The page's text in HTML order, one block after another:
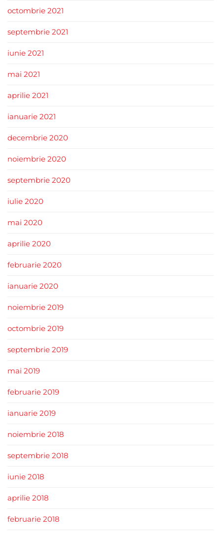
octombrie 2021
septembrie 2021
iunie 2021
mai 2021
aprilie 2021
ianuarie 2021
decembrie 2020
noiembrie 2020
septembrie 2020
iulie 2020
mai 2020
aprilie 2020
februarie 2020
ianuarie 2020
noiembrie 2019
octombrie 2019
septembrie 2019
mai 2019
februarie 2019
ianuarie 2019
noiembrie 2018
septembrie 2018
iunie 2018
aprilie 2018
februarie 2018